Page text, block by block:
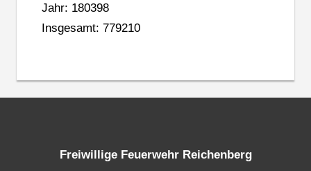
Jahr: 180398
Insgesamt: 779210
Freiwillige Feuerwehr Reichenberg